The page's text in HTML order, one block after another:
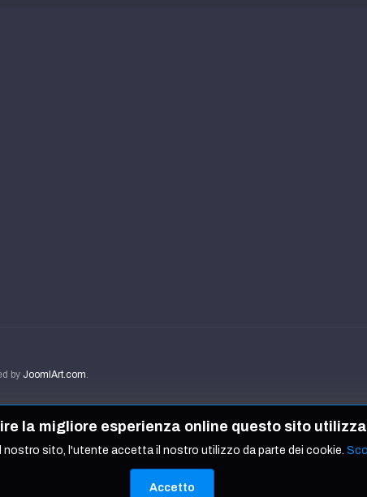
by JoomlArt.com.
la migliore esperienza online questo sito
nostro sito, l'utente accetta il nostro utilizzo da parte dei cookie.
Accetto